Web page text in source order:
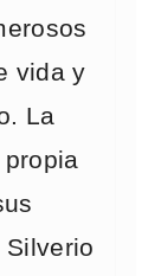
vida y
La